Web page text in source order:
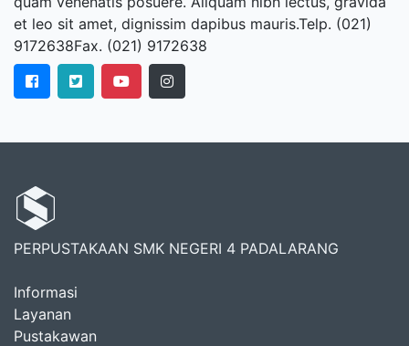
et leo sit amet, dignissim dapibus mauris.Telp. (021)
9172638Fax. (021) 9172638
PERPUSTAKAAN SMK NEGERI 4 PADALARANG
Informasi
Layanan
Pustakawan